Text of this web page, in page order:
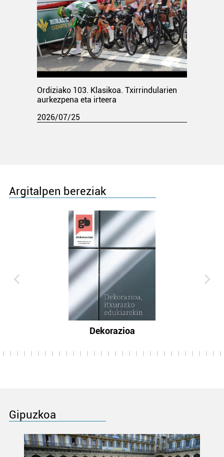
Ordiziako 103. Klasikoa. Txirrindularien
aurkezpena eta irteera
2026/07/25
Argitalpen bereziak
Dekorazioa
Gipuzkoa